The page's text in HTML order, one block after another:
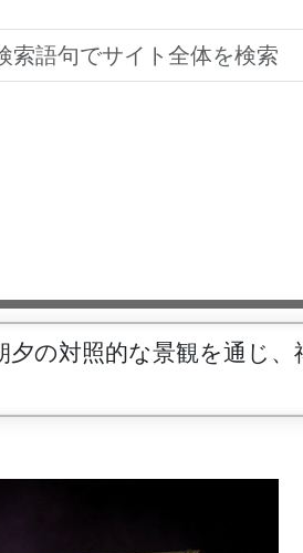
の対照的な景観を通じ